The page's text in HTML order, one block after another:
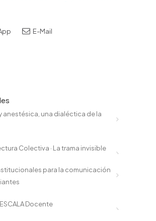
E-Mail
anestésica, una dialéctica de la
Colectiva · La trama invisible
para la comunicación
Docente